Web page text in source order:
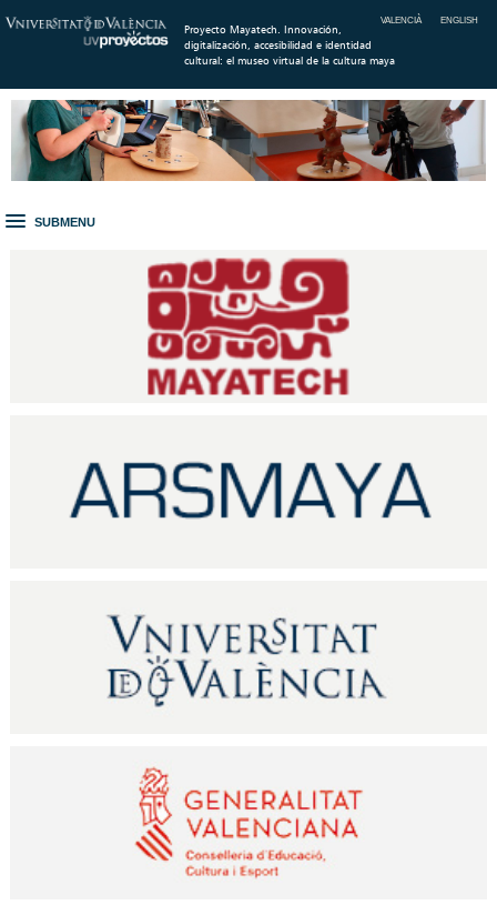
VALENCIÀ ENGLISH
Proyecto Mayatech. Innovación,
digitalización, accesibilidad e identidad
cultural: el museo virtual de la cultura maya
SUBMENU